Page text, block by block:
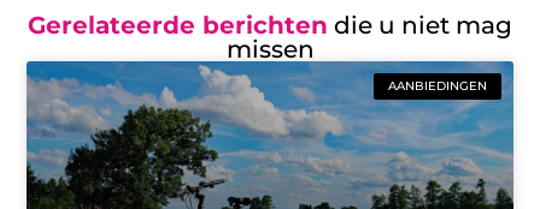
Gerelateerde berichten die u niet mag
missen
AANBIEDINGEN